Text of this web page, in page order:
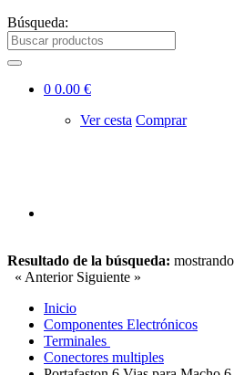
Búsqueda:
0 0.00 €
Ver cesta Comprar
Resultado de la búsqueda: mostrando
« Anterior Siguiente »
Inicio
Componentes Electrónicos
Terminales
Conectores multiples